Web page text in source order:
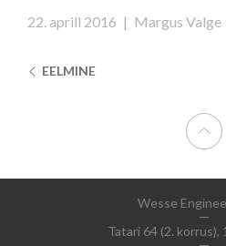
22. aprill 2016 | Margus Valge
EELMINE
Wesse
Tatari 64 (2. korrus),